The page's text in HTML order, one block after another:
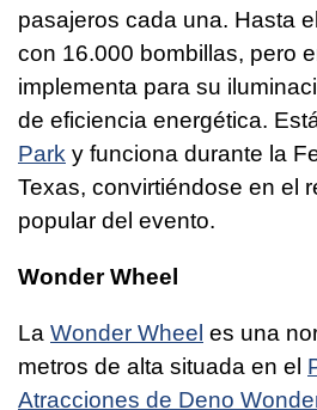
pasajeros cada una. Hasta
con 16.000 bombillas, pero
implementa para su
de eficiencia energética.
Park y funciona durante la
Texas, convirtiéndose en el
popular del evento.
Wonder Wheel
La Wonder Wheel es una
metros de alta situada en el
Atracciones de Deno